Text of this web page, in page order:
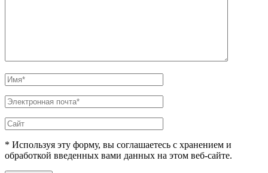
* Используя эту форму, вы соглашаетесь с хранением и
обработкой введенных вами данных на этом веб-сайте.